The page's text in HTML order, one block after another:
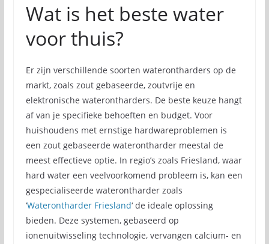
Wat is het beste water
voor thuis?
Er zijn verschillende soorten waterontharders op de
markt, zoals zout gebaseerde, zoutvrije en
elektronische waterontharders. De beste keuze hangt
af van je specifieke behoeften en budget. Voor
huishoudens met ernstige hardwareproblemen is
een zout gebaseerde waterontharder meestal de
meest effectieve optie. In regio’s zoals Friesland, waar
hard water een veelvoorkomend probleem is, kan een
gespecialiseerde waterontharder zoals
‘Waterontharder Friesland‘ de ideale oplossing
bieden. Deze systemen, gebaseerd op
ionenuitwisseling technologie, vervangen calcium- en